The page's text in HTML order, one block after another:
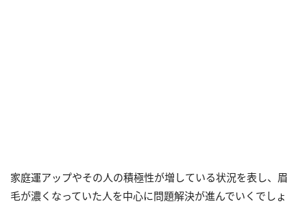
家庭運アップやその人の積極性が増している状況を表し、眉
毛が濃くなっていた人を中心に問題解決が進んでいくでしょ